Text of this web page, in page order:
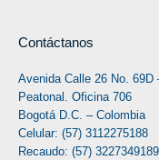
Contáctanos
Avenida Calle 26 No. 69D
Peatonal. Oficina 706
Bogotá D.C. – Colombia
Celular: (57) 3112275188
Recaudo: (57) 3227349189